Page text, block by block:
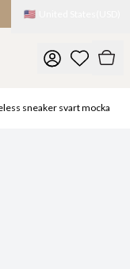
🇺🇸
sneaker svart mocka